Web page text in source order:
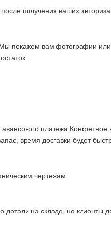
получения ваших
покажем вам фотографии
платежа.Конкретное
время доставки будет
чертежам.
на складе, но клиенты